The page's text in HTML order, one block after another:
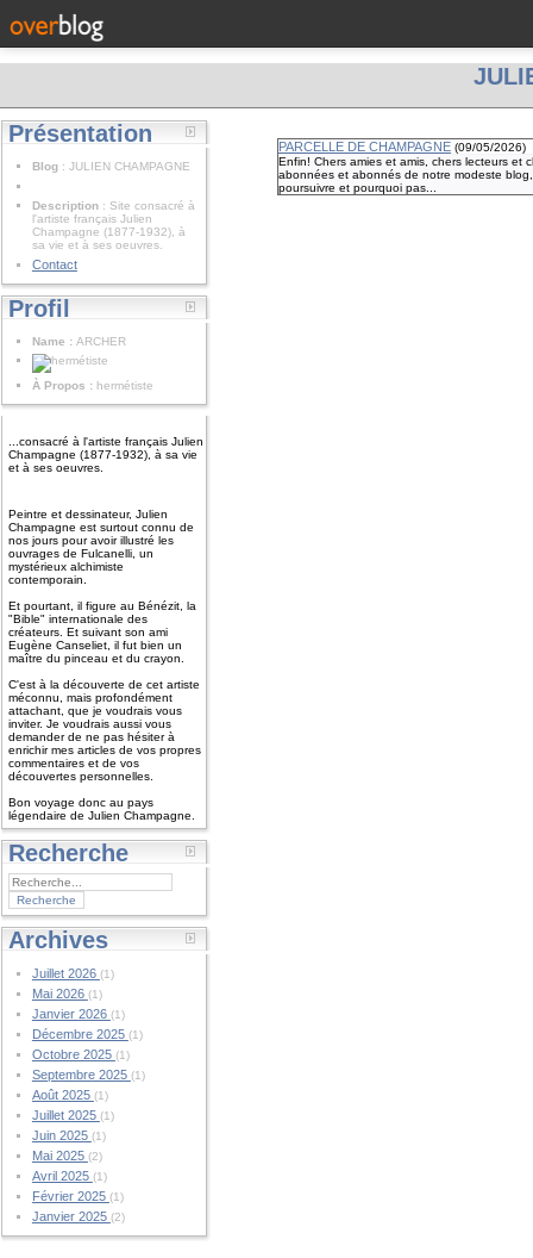
Présentation
Blog : JULIEN CHAMPAGNE
Description : Site consacré à
l'artiste français Julien
Champagne (1877-1932), à
sa vie et à ses oeuvres.
Contact
Profil
Name : ARCHER
À Propos : hermétiste
...consacré à l'artiste français Julien
Champagne (1877-1932), à sa vie
et à ses oeuvres.
Peintre et dessinateur, Julien
Champagne est surtout connu de
nos jours pour avoir illustré les
ouvrages de Fulcanelli, un
mystérieux alchimiste
contemporain.
Et pourtant, il figure au Bénézit, la
"Bible" internationale des
créateurs. Et suivant son ami
Eugène Canseliet, il fut bien un
maître du pinceau et du crayon.
C'est à la découverte de cet artiste
méconnu, mais profondément
attachant, que je voudrais vous
inviter. Je voudrais aussi vous
demander de ne pas hésiter à
enrichir mes articles de vos propres
commentaires et de vos
découvertes personnelles.
Bon voyage donc au pays
légendaire de Julien Champagne.
Recherche
Archives
Juillet 2026 (1)
Mai 2026 (1)
Janvier 2026 (1)
Décembre 2025 (1)
Octobre 2025 (1)
Septembre 2025 (1)
Août 2025 (1)
Juillet 2025 (1)
Juin 2025 (1)
Mai 2025 (2)
Avril 2025 (1)
Février 2025 (1)
Janvier 2025 (2)
PARCELLE DE CHAMPAGNE (09/05/2026)
Enfin! Chers amies et amis, chers lecteurs et
abonnées et abonnés de notre modeste
poursuivre et pourquoi pas...